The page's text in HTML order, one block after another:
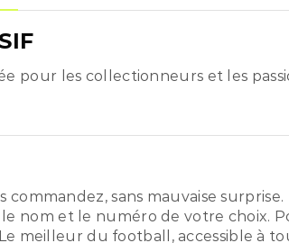
pour les collectionneurs et les
sans mauvaise surprise.
nom et le numéro de votre choix.
meilleur du football, accessible à